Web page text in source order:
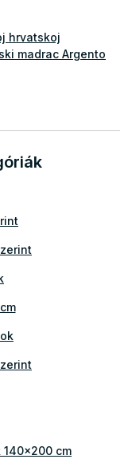
hrvatskoj
madrac Argento
140x200 cm